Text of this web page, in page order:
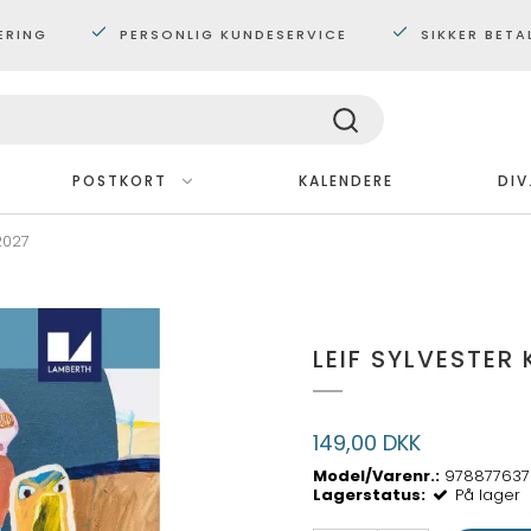
PERSONLIG KUNDESERVICE SIKKER
Plakater 30x40 cm.
Plakater 60x80 cm
Maxi plakater
POSTKORT KALENDERE
LEIF
149,00 DKK
Model/Varenr.:
Lagerstatus:
På lager